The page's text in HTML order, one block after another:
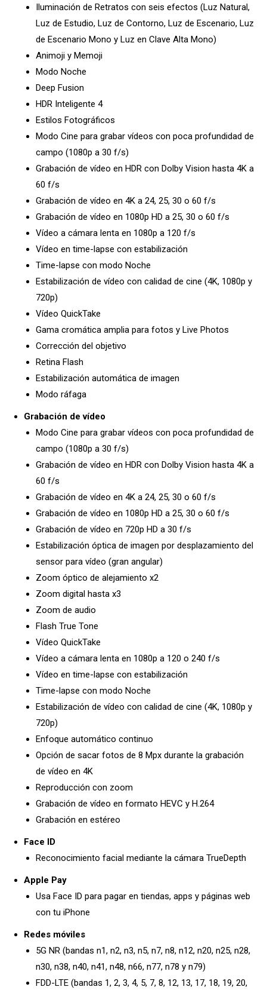
Iluminación de Retratos con seis efectos (Luz Natural,
Luz de Estudio, Luz de Contorno, Luz de Escenario, Luz
de Escenario Mono y Luz en Clave Alta Mono)
Animoji y Memoji
Modo Noche
Deep Fusion
HDR Inteligente 4
Estilos Fotográficos
Modo Cine para grabar vídeos con poca profundidad de
campo (1080p a 30 f/s)
Grabación de vídeo en HDR con Dolby Vision hasta 4K a
60 f/s
Grabación de vídeo en 4K a 24, 25, 30 o 60 f/s
Grabación de vídeo en 1080p HD a 25, 30 o 60 f/s
Vídeo a cámara lenta en 1080p a 120 f/s
Vídeo en time-lapse con estabili­zación
Time-lapse con modo Noche
Estabilización de vídeo con calidad de cine (4K, 1080p y
720p)
Vídeo QuickTake
Gama cromática amplia para fotos y Live Photos
Corrección del objetivo
Retina Flash
Estabilización automática de imagen
Modo ráfaga
Grabación de vídeo
Modo Cine para grabar vídeos con poca profundidad de
campo (1080p a 30 f/s)
Grabación de vídeo en HDR con Dolby Vision hasta 4K a
60 f/s
Grabación de vídeo en 4K a 24, 25, 30 o 60 f/s
Grabación de vídeo en 1080p HD a 25, 30 o 60 f/s
Grabación de vídeo en 720p HD a 30 f/s
Estabilización óptica de imagen por desplazamiento del
sensor para vídeo (gran angular)
Zoom óptico de alejamiento x2
Zoom digital hasta x3
Zoom de audio
Flash True Tone
Vídeo QuickTake
Vídeo a cámara lenta en 1080p a 120 o 240 f/s
Vídeo en time-lapse con estabili­zación
Time-lapse con modo Noche
Estabilización de vídeo con calidad de cine (4K, 1080p y
720p)
Enfoque automático continuo
Opción de sacar fotos de 8 Mpx durante la grabación
de vídeo en 4K
Reproducción con zoom
Grabación de vídeo en formato HEVC y H.264
Grabación en estéreo
Face ID
Reconoci­miento facial mediante la cámara TrueDepth
Apple Pay
Usa Face ID para pagar en tiendas, apps y páginas web
con tu iPhone
Redes móviles
5G NR (bandas n1, n2, n3, n5, n7, n8, n12, n20, n25, n28,
n30, n38, n40, n41, n48, n66, n77, n78 y n79)
FDD-LTE (bandas 1, 2, 3, 4, 5, 7, 8, 12, 13, 17, 18, 19, 20,